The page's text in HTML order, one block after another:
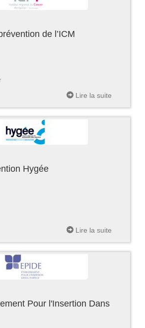
de l’ICM
Lire la suite
Hygée
Lire la suite
Pour l'Insertion Dans